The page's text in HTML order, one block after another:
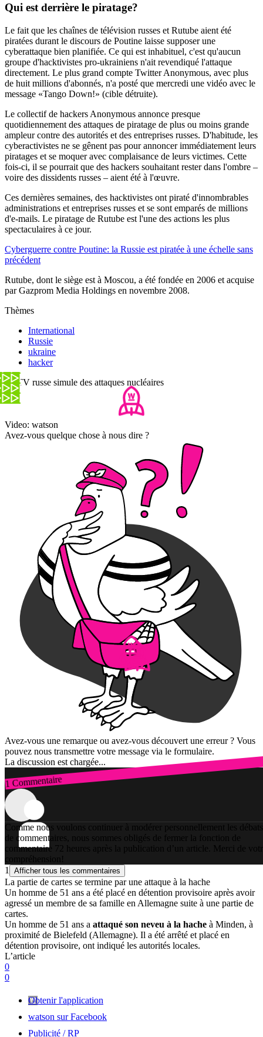
Qui est derrière le piratage?
Le fait que les chaînes de télévision russes et Rutube aient été
piratées durant le discours de Poutine laisse supposer une
cyberattaque bien planifiée. Ce qui est inhabituel, c'est qu'aucun
groupe d'hacktivistes pro-ukrainiens n'ait revendiqué l'attaque
directement. Le plus grand compte Twitter Anonymous, avec plus
de huit millions d'abonnés, n'a posté que mercredi une vidéo avec le
message «Tango Down!» (cible détruite).
Le collectif de hackers Anonymous annonce presque
quotidiennement des attaques de piratage de plus ou moins grande
ampleur contre des autorités et des entreprises russes. D'habitude, les
cyberactivistes ne se gênent pas pour annoncer immédiatement leurs
piratages et se moquer avec complaisance de leurs victimes. Cette
fois-ci, il se pourrait que des hackers souhaitant rester dans l'ombre –
voire des dissidents russes – aient été à l'œuvre.
Ces dernières semaines, des hacktivistes ont piraté d'innombrables
administrations et entreprises russes et se sont emparés de millions
d'e-mails. Le piratage de Rutube est l'une des actions les plus
spectaculaires à ce jour.
Cyberguerre contre Poutine: la Russie est piratée à une échelle sans
précédent
Rutube, dont le siège est à Moscou, a été fondée en 2006 et acquise
par Gazprom Media Holdings en novembre 2008.
Thèmes
International
Russie
ukraine
hacker
La TV russe simule des attaques nucléaires
Video: watson
Avez-vous quelque chose à nous dire ?
Avez-vous une remarque ou avez-vous découvert une erreur ? Vous
pouvez nous transmettre votre message via le formulaire.
La discussion est chargée...
1 Commentaire
Connexion
Comme nous voulons continuer à modérer personnellement les débats
de commentaires, nous sommes obligés de fermer la fonction de
commentaire 72 heures après la publication d’un article. Merci de
compréhension!
1
Afficher tous les commentaires
La partie de cartes se termine par une attaque à la hache
Un homme de 51 ans a été placé en détention provisoire après avoir
agressé un membre de sa famille en Allemagne suite à une partie de
cartes.
Un homme de 51 ans a attaqué son neveu à la hache à Minden, à
proximité de Bielefeld (Allemagne). Il a été arrêté et placé en
détention provisoire, ont indiqué les autorités locales.
L’article
0
0
Obtenir l'application
watson sur Facebook
Publicité / RP